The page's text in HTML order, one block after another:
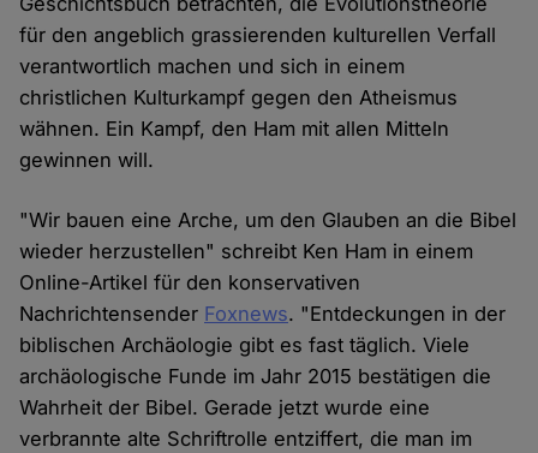
für den angeblich grassierenden kulturellen Verfall
verantwortlich machen und sich in einem
christlichen Kulturkampf gegen den Atheismus
wähnen. Ein Kampf, den Ham mit allen Mitteln
gewinnen will.
"Wir bauen eine Arche, um den Glauben an die Bibel
wieder herzustellen" schreibt Ken Ham in einem
Online-Artikel für den konservativen
Nachrichtensender Foxnews. "Entdeckungen in der
biblischen Archäologie gibt es fast täglich. Viele
archäologische Funde im Jahr 2015 bestätigen die
Wahrheit der Bibel. Gerade jetzt wurde eine
verbrannte alte Schriftrolle entziffert, die man im